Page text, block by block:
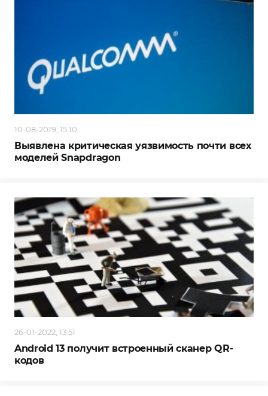
10-08-2019, 15:10
Выявлена критическая уязвимость почти всех
моделей Snapdragon
26-01-2022, 13:51
Android 13 получит встроенный сканер QR-
кодов